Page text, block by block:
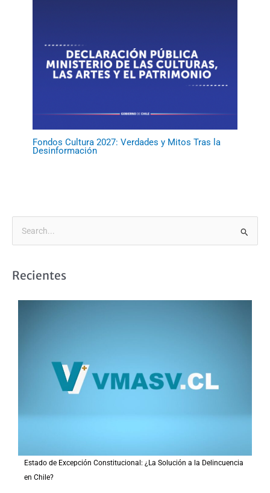
Fondos Cultura 2027: Verdades y Mitos Tras la
Desinformación
cRecientes
Estado de Excepción Constitucional: ¿La Solución a la Delincuencia
en Chile?